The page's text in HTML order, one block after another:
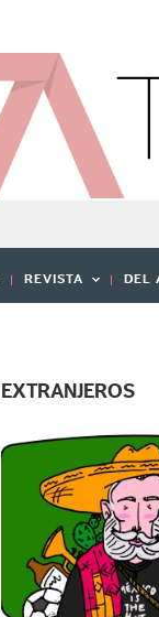
REVISTA DEL
EXTRANJEROS